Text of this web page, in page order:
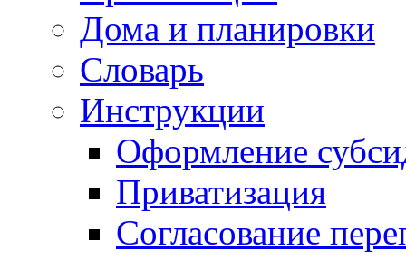
Дома и планировки
Словарь
Инструкции
Оформление
Приватизация
Согласование